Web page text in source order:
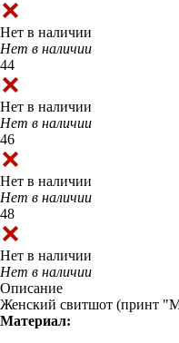
Нет в наличии
Нет в наличии
44
Нет в наличии
Нет в наличии
46
Нет в наличии
Нет в наличии
48
Нет в наличии
Нет в наличии
Описание
Женский свитшот (принт
Материал: